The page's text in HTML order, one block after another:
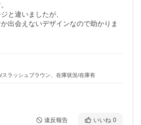
と違いましたが、
出会えないデザインなので助かりま
ラッシュブラウン、在庫状況/在庫有
違反報告 いいね 0